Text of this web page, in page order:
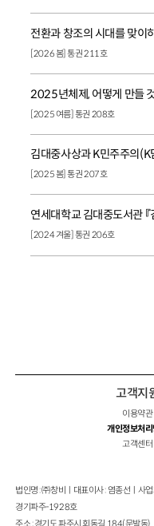
전환과 창조의 시대를 맞이
[2026 봄] 통권 211호
2025년체제, 어떻게 만들
[2025 여름] 통권 208호
김대중사상과 K민주주의
[2025 봄] 통권 207호
연세대학교 김대중도서관 『
[2024 겨울] 통권 206호
고객지
이용약관
개인정보처
고객센터
법인명 : ㈜창비ㅣ대표이사 : 염종선ㅣ
경기파주-1928호
주소 : 경기도 파주시 회동길 184(문발